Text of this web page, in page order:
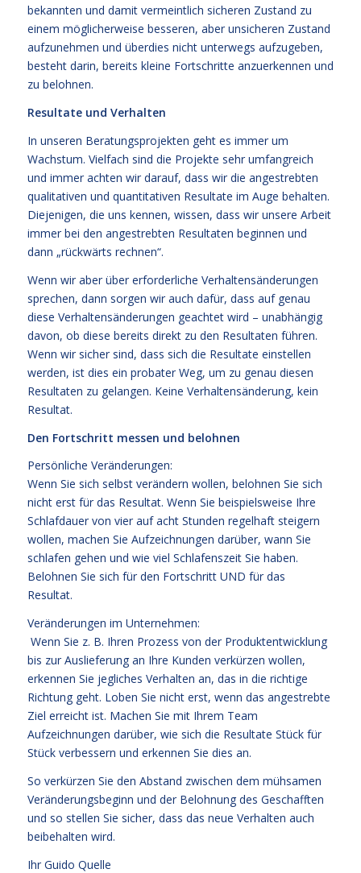
bekannten und damit vermeintlich sicheren Zustand zu
einem möglicherweise besseren, aber unsicheren Zustand
aufzunehmen und überdies nicht unterwegs aufzugeben,
besteht darin, bereits kleine Fortschritte anzuerkennen und
zu belohnen.
Resultate und Verhalten
In unseren Beratungsprojekten geht es immer um
Wachstum. Vielfach sind die Projekte sehr umfangreich
und immer achten wir darauf, dass wir die angestrebten
qualitativen und quantitativen Resultate im Auge behalten.
Diejenigen, die uns kennen, wissen, dass wir unsere Arbeit
immer bei den angestrebten Resultaten beginnen und
dann „rückwärts rechnen“.
Wenn wir aber über erforderliche Verhaltensänderungen
sprechen, dann sorgen wir auch dafür, dass auf genau
diese Verhaltensänderungen geachtet wird – unabhängig
davon, ob diese bereits direkt zu den Resultaten führen.
Wenn wir sicher sind, dass sich die Resultate einstellen
werden, ist dies ein probater Weg, um zu genau diesen
Resultaten zu gelangen. Keine Verhaltensänderung, kein
Resultat.
Den Fortschritt messen und belohnen
Persönliche Veränderungen:
Wenn Sie sich selbst verändern wollen, belohnen Sie sich
nicht erst für das Resultat. Wenn Sie beispielsweise Ihre
Schlafdauer von vier auf acht Stunden regelhaft steigern
wollen, machen Sie Aufzeichnungen darüber, wann Sie
schlafen gehen und wie viel Schlafenszeit Sie haben.
Belohnen Sie sich für den Fortschritt UND für das
Resultat.
Veränderungen im Unternehmen:
Wenn Sie z. B. Ihren Prozess von der Produktentwicklung
bis zur Auslieferung an Ihre Kunden verkürzen wollen,
erkennen Sie jegliches Verhalten an, das in die richtige
Richtung geht. Loben Sie nicht erst, wenn das angestrebte
Ziel erreicht ist. Machen Sie mit Ihrem Team
Aufzeichnungen darüber, wie sich die Resultate Stück für
Stück verbessern und erkennen Sie dies an.
So verkürzen Sie den Abstand zwischen dem mühsamen
Veränderungsbeginn und der Belohnung des Geschafften
und so stellen Sie sicher, dass das neue Verhalten auch
beibehalten wird.
Ihr Guido Quelle